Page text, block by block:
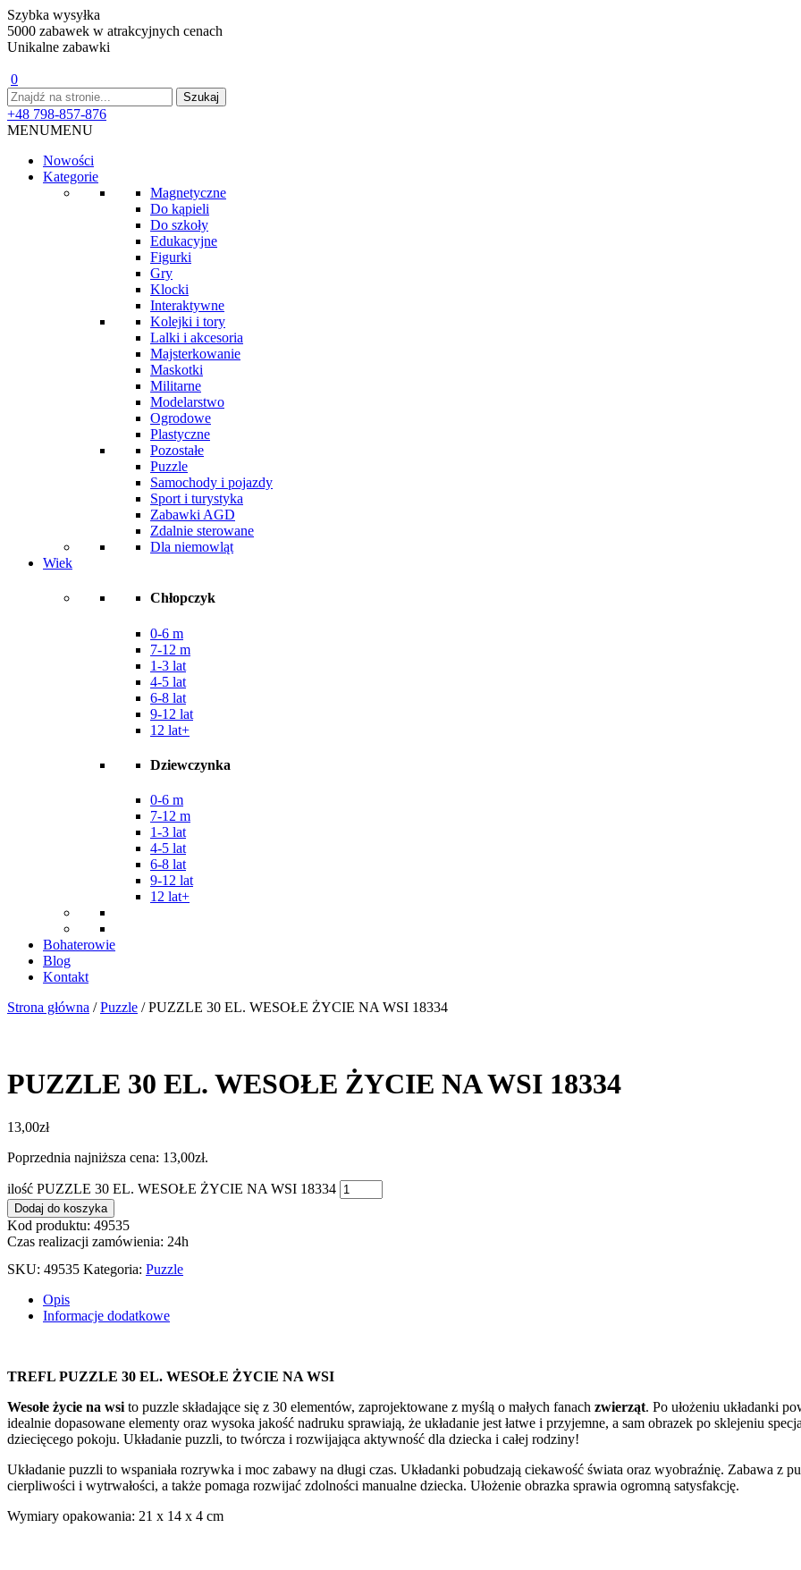
Szybka wysyłka
5000 zabawek w atrakcyjnych cenach
Unikalne zabawki
0
+48 798-857-876
MENUMENU
Nowości
Kategorie
Magnetyczne
Do kąpieli
Do szkoły
Edukacyjne
Figurki
Gry
Klocki
Interaktywne
Kolejki i tory
Lalki i akcesoria
Majsterkowanie
Maskotki
Militarne
Modelarstwo
Ogrodowe
Plastyczne
Pozostałe
Puzzle
Samochody i pojazdy
Sport i turystyka
Zabawki AGD
Zdalnie sterowane
Dla niemowląt
Wiek
Chłopczyk
0-6 m
7-12 m
1-3 lat
4-5 lat
6-8 lat
9-12 lat
12 lat+
Dziewczynka
0-6 m
7-12 m
1-3 lat
4-5 lat
6-8 lat
9-12 lat
12 lat+
Bohaterowie
Blog
Kontakt
Strona główna /Puzzle / PUZZLE 30 EL. WESOŁE ŻYCIE NA WSI 18334
PUZZLE 30 EL. WESOŁE ŻYCIE NA WSI 18334
13,00zł
Poprzednia najniższa cena: 13,00zł.
ilość PUZZLE 30 EL. WESOŁE ŻYCIE NA WSI 18334
Dodaj do koszyka
Kod produktu: 49535
Czas realizacji zamówienia: 24h
SKU: 49535 Kategoria: Puzzle
Opis
Informacje dodatkowe
TREFL PUZZLE 30 EL. WESOŁE ŻYCIE NA WSI
Wesołe życie na wsi to puzzle składające się z 30 elementów, zaprojektowane z myślą o małych fanach zwierząt. Po ułożeniu układanki
idealnie dopasowane elementy oraz wysoka jakość nadruku sprawiają, że układanie jest łatwe i przyjemne, a sam obrazek po sklejeniu
dziecięcego pokoju. Układanie puzzli, to twórcza i rozwijająca aktywność dla dziecka i całej rodziny!
Układanie puzzli to wspaniała rozrywka i moc zabawy na długi czas. Układanki pobudzają ciekawość świata oraz wyobraźnię. Zabawa z
cierpliwości i wytrwałości, a także pomaga rozwijać zdolności manualne dziecka. Ułożenie obrazka sprawia ogromną satysfakcję.
Wymiary opakowania: 21 x 14 x 4 cm